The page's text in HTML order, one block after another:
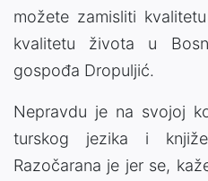
možete zamisliti
kvalitetu života u
gospođa Dropuljić.
Nepravdu je na svojoj
turskog jezika i
Razočarana je jer se,